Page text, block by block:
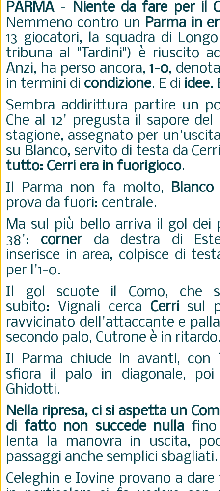
PARMA - Niente da fare per il
Nemmeno contro un Parma in
13 giocatori, la squadra di
tribuna al "Tardini") è riuscito
Anzi, ha perso ancora,1-0,
in termini di condizione. E di idee.
Sembra addirittura partire un
Che al 12' pregusta il sapore del
stagione, assegnato per
su Blanco, servito di testa da
tutto: Cerri era in fuorigioco.
Il Parma non fa molto, Blanco
prova da fuori: centrale.
Ma sul più bello arriva il gol dei
38': cornerda destra di
inserisce in area, colpisce di
per l'1-0.
Il gol scuote il Como, che
subito: Vignali cerca Cerrisul
ravvicinato dell'attaccante e
secondo palo, Cutrone è in
Il Parma chiude in avanti, con
sfiora il palo in diagonale,
Ghidotti.
Nella ripresa, ci si aspetta un
di fatto non succede nulla fino
lenta la manovra in uscita,
passaggi anche semplici
Celeghin e Iovine provano a